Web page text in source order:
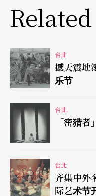
变》。
金枝演社《珊瑚礁上
的蛋》、《强暴》三
艺术节包容并存的另
九〇年代的小剧场室
于是，无论是做为一
一种靑年共同经验的
主题，将剧场界一向
影……）从精致文化
台北
撼天震地
乐节
台北
「密猎
台北
齐集中外
际艺术节